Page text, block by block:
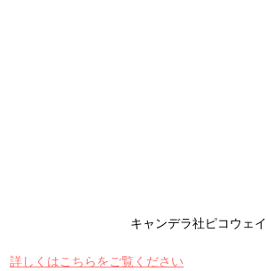
キャンデラ社ピコウェイ
詳しくはこちらをご覧ください